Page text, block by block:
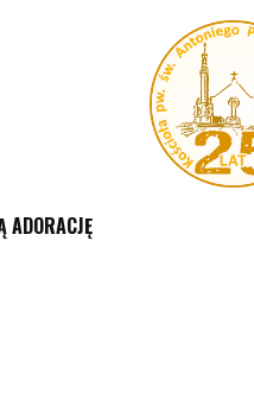
ADORACJĘ